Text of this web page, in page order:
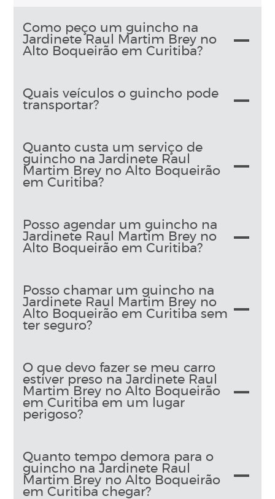
Como peço um guincho na
Jardinete Raul Martim Brey no
Alto Boqueirão em Curitiba?
Quais veículos o guincho pode
transportar?
Quanto custa um serviço de
guincho na Jardinete Raul
Martim Brey no Alto Boqueirão
em Curitiba?
Posso agendar um guincho na
Jardinete Raul Martim Brey no
Alto Boqueirão em Curitiba?
Posso chamar um guincho na
Jardinete Raul Martim Brey no
Alto Boqueirão em Curitiba sem
ter seguro?
O que devo fazer se meu carro
estiver preso na Jardinete Raul
Martim Brey no Alto Boqueirão
em Curitiba em um lugar
perigoso?
Quanto tempo demora para o
guincho na Jardinete Raul
Martim Brey no Alto Boqueirão
em Curitiba chegar?